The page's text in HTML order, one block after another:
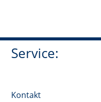
Service:
Kontakt